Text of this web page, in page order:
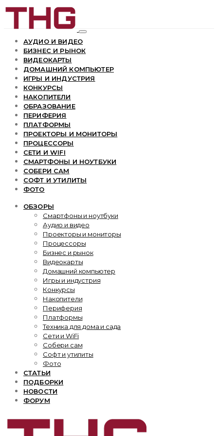
АУДИО И ВИДЕО
БИЗНЕС И РЫНОК
ВИДЕОКАРТЫ
ДОМАШНИЙ КОМПЬЮТЕР
ИГРЫ И ИНДУСТРИЯ
КОНКУРСЫ
НАКОПИТЕЛИ
ОБРАЗОВАНИЕ
ПЕРИФЕРИЯ
ПЛАТФОРМЫ
ПРОЕКТОРЫ И МОНИТОРЫ
ПРОЦЕССОРЫ
СЕТИ И WIFI
СМАРТФОНЫ И НОУТБУКИ
СОБЕРИ САМ
СОФТ И УТИЛИТЫ
ФОТО
ОБЗОРЫ
Смартфоны и ноутбуки
Аудио и видео
Проекторы и мониторы
Процессоры
Бизнес и рынок
Видеокарты
Домашний компьютер
Игры и индустрия
Конкурсы
Накопители
Периферия
Платформы
Техника для дома и сада
Сети и WiFi
Собери сам
Софт и утилиты
Фото
СТАТЬИ
ПОДБОРКИ
НОВОСТИ
ФОРУМ